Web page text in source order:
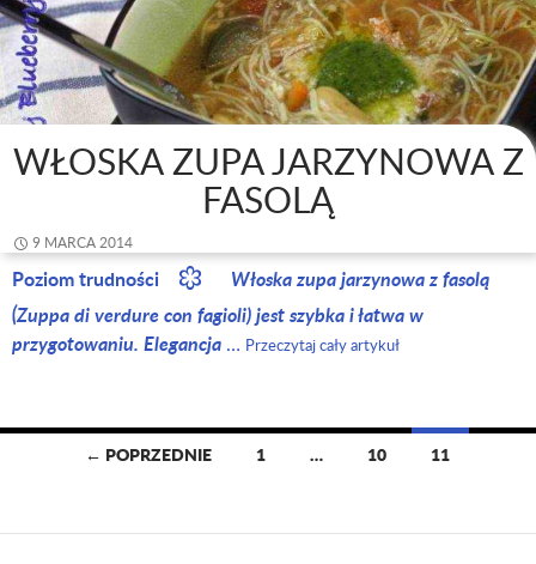
WŁOSKA ZUPA JARZYNOWA Z
FASOLĄ
9 MARCA 2014
Poziom trudności
Włoska zupa jarzynowa z fasolą
(Zuppa di verdure con fagioli) jest szybka i łatwa w
przygotowaniu. Elegancja … Przeczytaj cały artykuł
po
← POPRZEDNIE 1 … 10 11